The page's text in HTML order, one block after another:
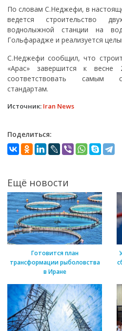
По словам С.Неджефи, в
ведется строительство
воднолыжной станции на
Гольфарадже и реализуется
С.Неджефи сообщил, что
«Арас» завершится к
соответствовать самым
стандартам.
Источник: Iran News
Поделиться:
Ещё новости
Готовится план
трансформации рыболовства
в Иране